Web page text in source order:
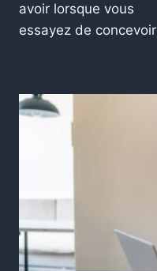
avoir lorsque vous
essayez de concevoir